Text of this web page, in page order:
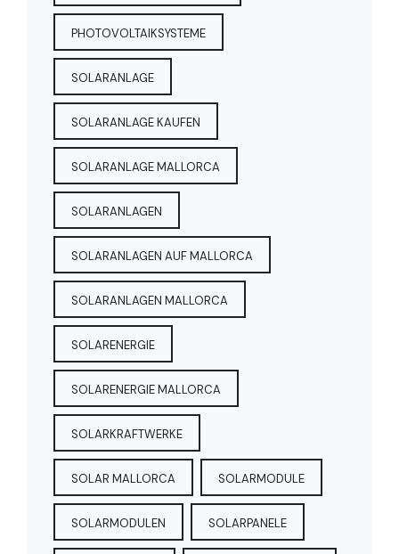
PHOTOVOLTAIKSYSTEME
SOLARANLAGE
SOLARANLAGE KAUFEN
SOLARANLAGE MALLORCA
SOLARANLAGEN
SOLARANLAGEN AUF MALLORCA
SOLARANLAGEN MALLORCA
SOLARENERGIE
SOLARENERGIE MALLORCA
SOLARKRAFTWERKE
SOLAR MALLORCA SOLARMODULE
SOLARMODULEN SOLARPANELE